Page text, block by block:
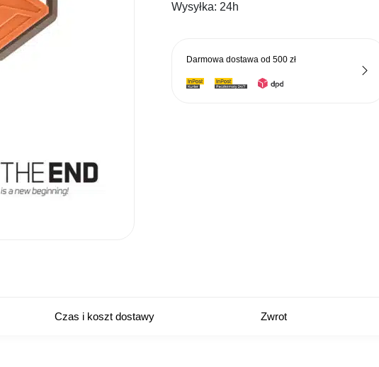
Wysyłka:24h
Darmowa dostawa od500 zł
Czas i koszt dostawy Zwrot